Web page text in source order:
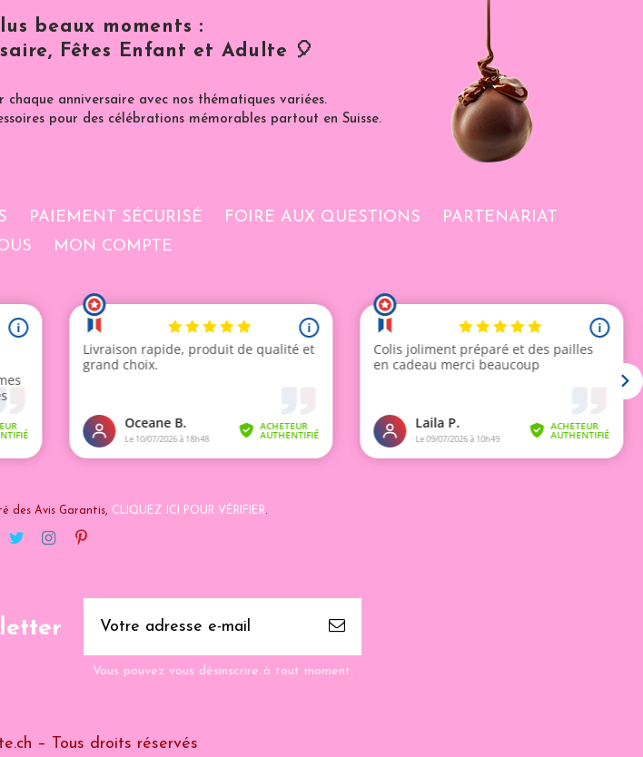
beaux moments :
Fêtes Enfant et Adulte 🎈
anniversaire avec nos thématiques variées.
pour des célébrations mémorables partout en Suisse.
PAIEMENT SÉCURISÉ FOIRE AUX QUESTIONS
PARTENARIAT
MON COMPTE
des Avis Garantis, CLIQUEZ ICI POUR VÉRIFIER.
Vous pouvez vous désinscrire à tout moment.
– Tous droits réservés